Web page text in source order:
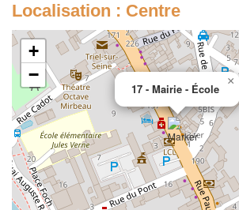
Localisation : Centre
17 - Mairie - École
×
+
−